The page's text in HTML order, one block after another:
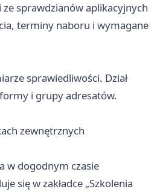
sprawdzianów aplikacyjnych
terminy naboru i wymagane
sprawiedliwości. Dział
i grupy adresatów.
zewnętrznych
w dogodnym czasie
się w zakładce „Szkolenia